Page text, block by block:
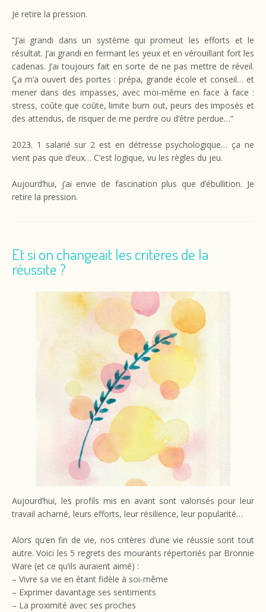
Je retire la pression.
“J’ai grandi dans un système qui promeut les efforts et le
résultat. J’ai grandi en fermant les yeux et en vérouillant fort les
cadenas. J’ai toujours fait en sorte de ne pas mettre de réveil.
Ça m’a ouvert des portes : prépa, grande école et conseil… et
mener dans des impasses, avec moi-même en face à face :
stress, coûte que coûte, limite burn out, peurs des imposés et
des attendus, de risquer de me perdre ou d’être perdue…”
2023. 1 salarié sur 2 est en détresse psychologique… ça ne
vient pas que d’eux… C’est logique, vu les règles du jeu.
Aujourd’hui, j’ai envie de fascination plus que d’ébullition. Je
retire la pression.
Et si on changeait les critères de la
réussite ?
Aujourd’hui, les profils mis en avant sont valorisés pour leur
travail acharné, leurs efforts, leur résilience, leur popularité…
Alors qu’en fin de vie, nos critères d’une vie réussie sont tout
autre. Voici les 5 regrets des mourants répertoriés par Bronnie
Ware (et ce qu’ils auraient aimé) :
– Vivre sa vie en étant fidèle à soi-même
– Exprimer davantage ses sentiments
– La proximité avec ses proches